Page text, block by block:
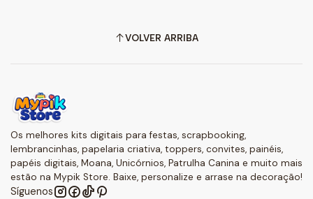
VOLVER ARRIBA
Os melhores kits digitais para festas, scrapbooking,
lembrancinhas, papelaria criativa, toppers, convites, painéis,
papéis digitais, Moana, Unicórnios, Patrulha Canina e muito mais
estão na Mypik Store. Baixe, personalize e arrase na decoração!
Síguenos